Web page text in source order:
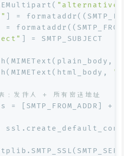
"alternative"
] =
] =
] = SMTP_SUBJECT
：发件人 + 所有密送地址
= [SMTP_FROM_ADDR] +